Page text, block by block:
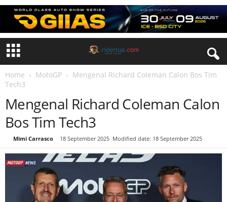
Home MotoGP
Mengenal Richard Coleman Calon Bos Tim
Tech3
Mengenal Richard Coleman Calon
Bos Tim Tech3
Mimi Carrasco 18 September 2025 Modified date: 18 September 2025